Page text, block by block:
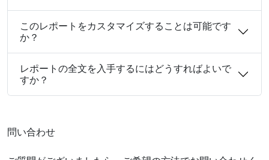
このレポートをカスタマイズすることは可能です
か？
レポートの全文を入手するにはどうすればよいで
すか？
問い合わせ